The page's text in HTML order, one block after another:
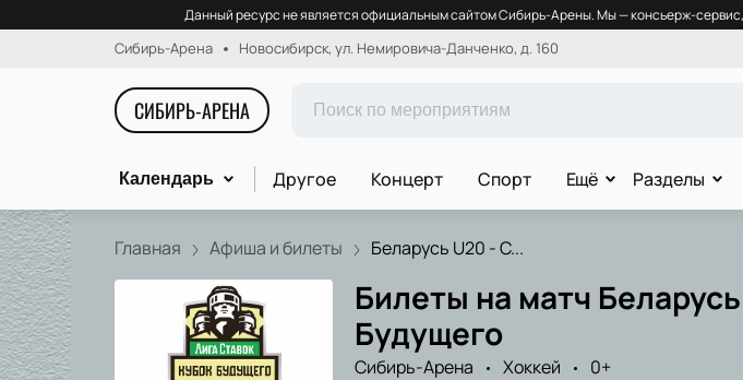
Данный ресурс не является официальным сайтом Сибирь-Арены. Мы — консьерж-
Сибирь-Арена Новосибирск, ул. Немировича-Данченко, д. 160
СИБИРЬ-АРЕНА
Календарь Другое Концерт Спорт Ещё Разделы
Главная Афиша и билеты Беларусь U20 - С...
Билеты на матч
Будущего
Сибирь-Арена Хоккей
0+